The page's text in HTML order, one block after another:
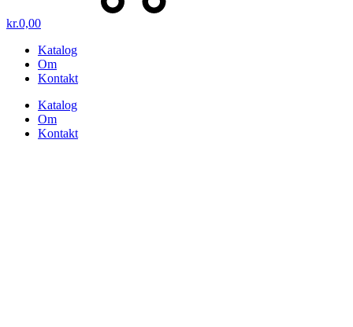
kr.0,00
Katalog
Om
Kontakt
Katalog
Om
Kontakt